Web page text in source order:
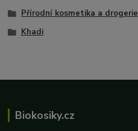
Přírodní kosmetika a drogerie
Khadi
Biokosiky.cz